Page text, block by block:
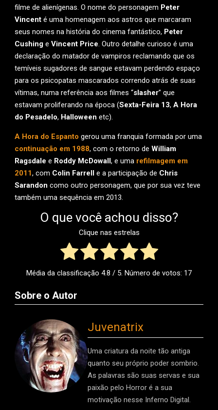
filme de alienígenas. O nome do personagem Peter
Vincent é uma homenagem aos astros que marcaram
seus nomes na história do cinema fantástico, Peter
Cushing e Vincent Price. Outro detalhe curioso é uma
declaração do matador de vampiros reclamando que os
temíveis sugadores de sangue estavam perdendo espaço
para os psicopatas mascarados correndo atrás de suas
vítimas, numa referência aos filmes “slasher” que
estavam proliferando na época (Sexta-Feira 13, A Hora
do Pesadelo, Halloween etc).
A Hora do Espanto gerou uma franquia formada por uma
continuação em 1988, com o retorno de William
Ragsdale e Roddy McDowall, e uma refilmagem em
2011, com Colin Farrell e a participação de Chris
Sarandon como outro personagem, que por sua vez teve
também uma sequência em 2013.
O que você achou disso?
Clique nas estrelas
Média da classificação 4.8 / 5. Número de votos: 17
Sobre o Autor
Juvenatrix
Uma criatura da noite tão antiga
quanto seu próprio poder sombrio.
As palavras são suas servas e sua
paixão pelo Horror é a sua
motivação nesse Inferno Digital.